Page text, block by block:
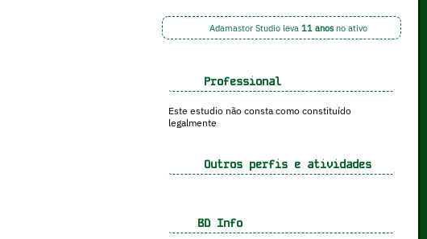
Adamastor Studio leva11 anos no ativo
Professional
Este estudio não consta como constituído
legalmente
Outros perfis e atividades
BD Info